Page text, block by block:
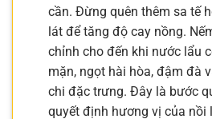
cần. Đừng quên thêm sa tế
lát để tăng độ cay nồng.
chỉnh cho đến khi nước lẩu
mặn, ngọt hài hòa, đậm đà
chi đặc trưng. Đây là bước
quyết định hương vị của nồi